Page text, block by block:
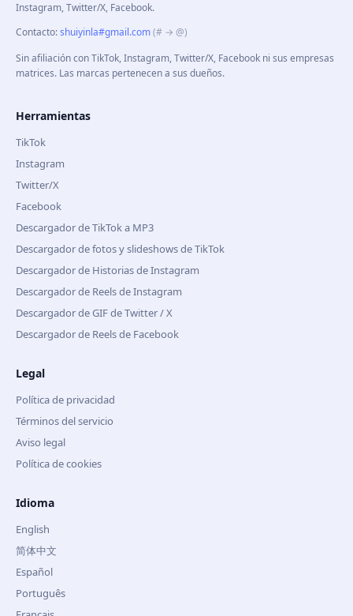
Instagram, Twitter/X, Facebook.
Contacto:shuiyinla#gmail.com(# → @)
Sin afiliación con TikTok, Instagram, Twitter/X, Facebook ni sus empresas
matrices. Las marcas pertenecen a sus dueños.
Herramientas
TikTok
Instagram
Twitter/X
Facebook
Descargador de TikTok a MP3
Descargador de fotos y slideshows de TikTok
Descargador de Historias de Instagram
Descargador de Reels de Instagram
Descargador de GIF de Twitter / X
Descargador de Reels de Facebook
Legal
Política de privacidad
Términos del servicio
Aviso legal
Política de cookies
Idioma
English
简体中文
Español
Português